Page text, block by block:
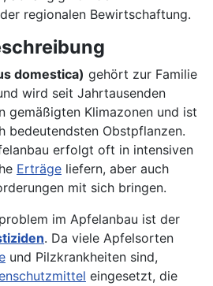
regionalen Bewirtschaftung.
domestica) gehört zur Familie
wird seit Jahrtausenden
gemäßigten Klimazonen und ist
bedeutendsten Obstpflanzen.
erfolgt oft in intensiven
Erträge liefern, aber auch
mit sich bringen.
im Apfelanbau ist der
. Da viele Apfelsorten
und Pilzkrankheiten sind,
eingesetzt, die